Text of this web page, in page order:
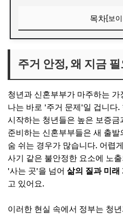
목차[보
🎧 당신의 시간, 어떤 음악이 필
✨ 당신을 위한 큐레이션
2026 주거지원 제도, 핵심 내용
🎧 당신의 시간, 어떤 음악이 필
✨ 당신을 위한 큐레이션
당신도 대상일 수 있어요! 상세
🎧 당신의 시간, 어떤 음악이 필
✨ 당신을 위한 큐레이션
주거 안정, 왜 지금
청년과 신혼부부가 마주하는
나는 바로 '주거 문제'일 겁니다
시작하는 청년들은 높은 보증
준비하는 신혼부부들은 새 출
숨 쉬는 경우가 많습니다. 어렵
사기 같은 불안정한 요소에 노
'사는 곳'을 넘어 삶의 질과 미래
고 있어요.
이러한 현실 속에서 정부는 청